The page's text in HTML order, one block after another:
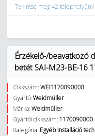
Tekintse meg 42
Érzékelő-/beavatkozó
betét SAI-M23-BE-16
Cikkszám:WEI1170090000
Gyártó:Weidmüller
Márka:Weidmüller
Gyártói cikkszám: 1170090000
Kategória: Egyéb Installáció